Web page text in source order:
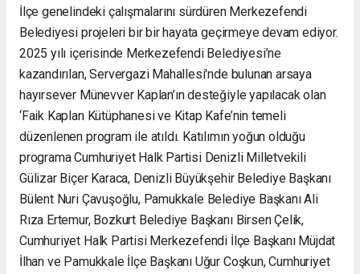
İlçe genelindeki çalışmalarını sürdüren Merkezefendi
Belediyesi projeleri bir bir hayata geçirmeye devam ediyor.
2025 yılı içerisinde Merkezefendi Belediyesi’ne
kazandırılan, Servergazi Mahallesi'nde bulunan arsaya
hayırsever Münevver Kaplan’ın desteğiyle yapılacak olan
‘Faik Kaplan Kütüphanesi ve Kitap Kafe’nin temeli
düzenlenen program ile atıldı. Katılımın yoğun olduğu
programa Cumhuriyet Halk Partisi Denizli Milletvekili
Gülizar Biçer Karaca, Denizli Büyükşehir Belediye Başkanı
Bülent Nuri Çavuşoğlu, Pamukkale Belediye Başkanı Ali
Rıza Ertemur, Bozkurt Belediye Başkanı Birsen Çelik,
Cumhuriyet Halk Partisi Merkezefendi İlçe Başkanı Müjdat
İlhan ve Pamukkale İlçe Başkanı Uğur Coşkun, Cumhuriyet